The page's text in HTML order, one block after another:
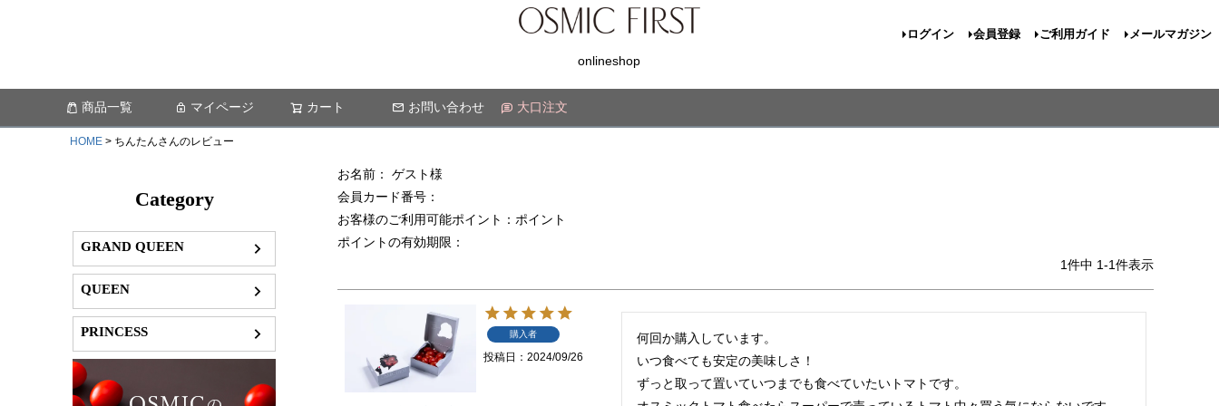
onlineshop
ログイン 会員登録 ご利用ガイド メールマガジン
商品一覧 マイページ カート お問い合わせ 大口注文
HOME ちんたんさんのレビュー
Category
GRAND QUEEN
QUEEN
PRINCESS
お名前： ゲスト様
会員カード番号：
お客様のご利用可能ポイント：ポイント
ポイントの有効期限：
1件中 1-1件表示
購入者
投稿日 2024/09/26
何回か購入しています。
いつ食べても安定の美味しさ！
ずっと取って置いていつまでも食べていたいトマトです。